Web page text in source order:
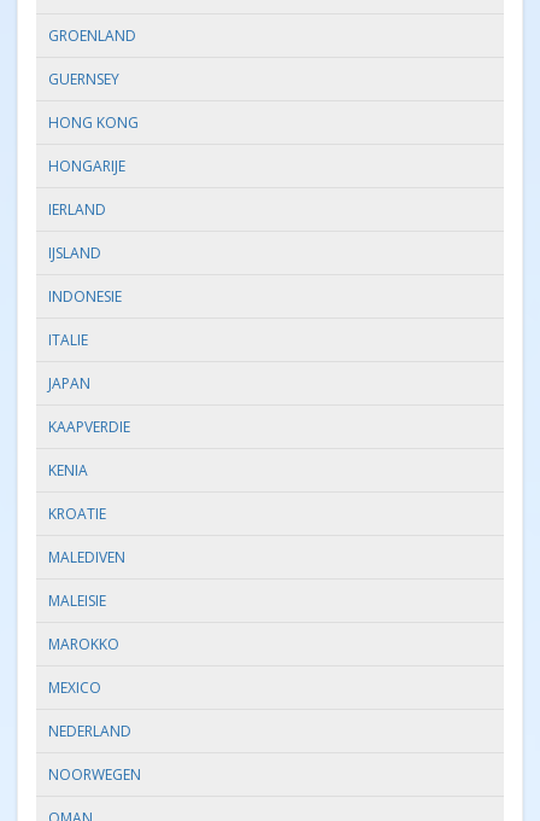
GROENLAND
GUERNSEY
HONG KONG
HONGARIJE
IERLAND
IJSLAND
INDONESIE
ITALIE
JAPAN
KAAPVERDIE
KENIA
KROATIE
MALEDIVEN
MALEISIE
MAROKKO
MEXICO
NEDERLAND
NOORWEGEN